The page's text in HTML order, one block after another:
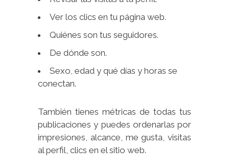
Ver los clics en tu página web.
Quiénes son tus seguidores.
De dónde son.
Sexo, edad y qué días y horas se
conectan.
También tienes métricas de todas tus
publicaciones y puedes ordenarlas por
impresiones, alcance, me gusta, visitas
al perfil, clics en el sitio web.